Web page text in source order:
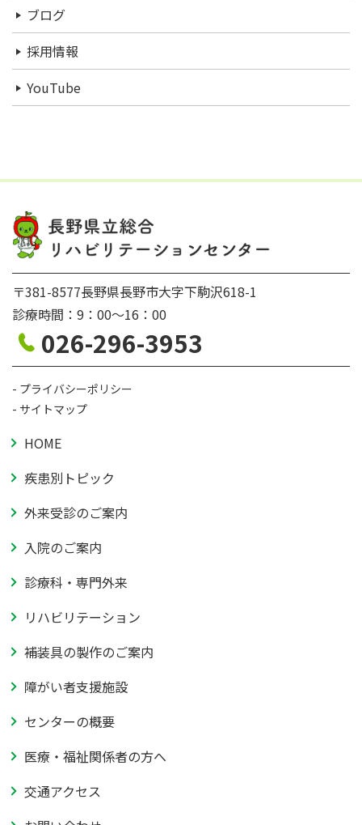
ブログ
採用情報
YouTube
〒381-8577長野県長野市大字下駒沢618-1
診療時間：9：00〜16：00
026-296-3953
プライバシーポリシー
サイトマップ
HOME
疾患別トピック
外来受診のご案内
入院のご案内
診療科・専門外来
リハビリテーション
補装具の製作のご案内
障がい者支援施設
センターの概要
医療・福祉関係者の方へ
交通アクセス